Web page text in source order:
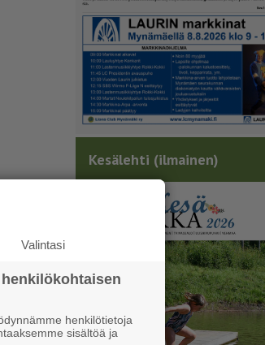
Kesälehti (ilmainen)
Valintasi
henkilötietoja
sisältöä ja